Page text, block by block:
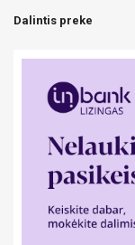
Dalintis preke